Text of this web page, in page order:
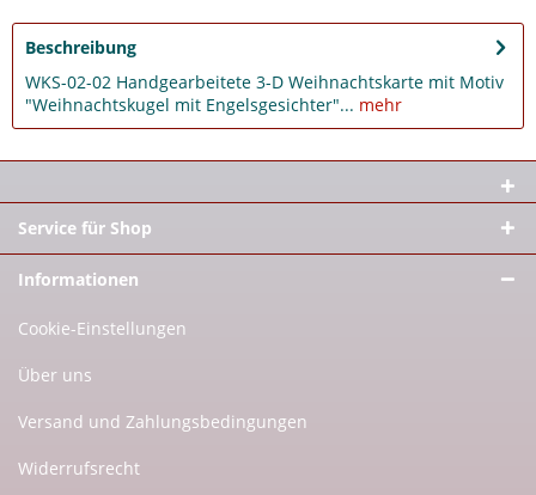
Beschreibung
WKS-02-02 Handgearbeitete 3-D Weihnachtskarte mit Motiv
"Weihnachtskugel mit Engelsgesichter"... mehr
Service für Shop
Informationen
Cookie-Einstellungen
Über uns
Versand und Zahlungsbedingungen
Widerrufsrecht